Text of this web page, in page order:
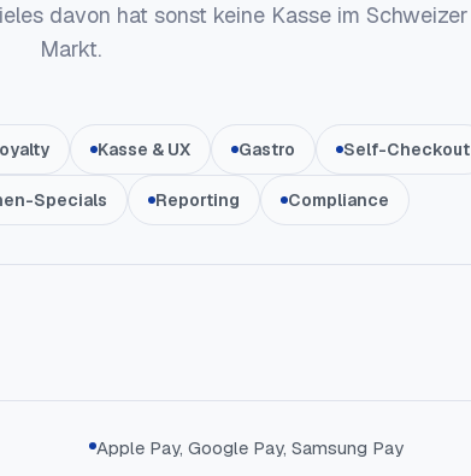
davon hat sonst keine Kasse im Schweizer
Markt.
Kasse & UX Gastro Self-Checkout
Specials Reporting Compliance
Apple Pay, Google Pay, Samsung Pay